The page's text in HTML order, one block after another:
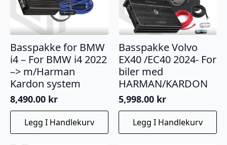
Basspakke for BMW
i4 – For BMW i4 2022
–> m/Harman
Kardon system
8,490.00 kr
Legg I Handlekurv
Basspakke Volvo
EX40 /EC40 2024- For
biler med
HARMAN/KARDON
5,998.00 kr
Legg I Handlekurv